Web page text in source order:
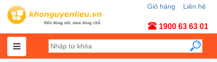
Liên hệ
Giỏ hàng
1900 63 63 01